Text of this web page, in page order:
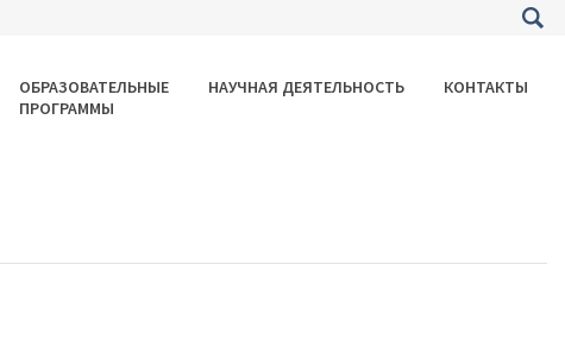
ОБРАЗОВАТЕЛЬНЫЕ
ПРОГРАММЫ
НАУЧНАЯ ДЕЯТЕЛЬНОСТЬ КОНТАКТЫ